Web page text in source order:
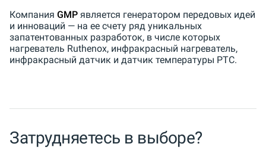
Компания GMP является генератором передовых идей
и инноваций — на ее счету ряд уникальных
запатентованных разработок, в числе которых
нагреватель Ruthenox, инфракрасный нагреватель,
инфракрасный датчик и датчик температуры PTC.
Затрудняетесь в выборе?